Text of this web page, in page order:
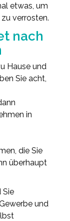
etwas, um
verrosten.
nach
Hause und
Sie acht,
in
die Sie
überhaupt
Sie
und